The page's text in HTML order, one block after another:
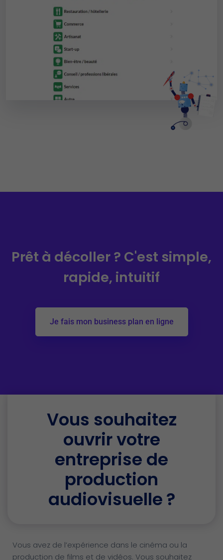
Prêt à décoller ? C'est simple,
rapide, intuitif
Je fais mon business plan en ligne
Vous souhaitez
ouvrir votre
entreprise de
production
audiovisuelle ?
Vous avez de l’expérience dans le cinéma ou la
production de films et de vidéos. Vous souhaitez